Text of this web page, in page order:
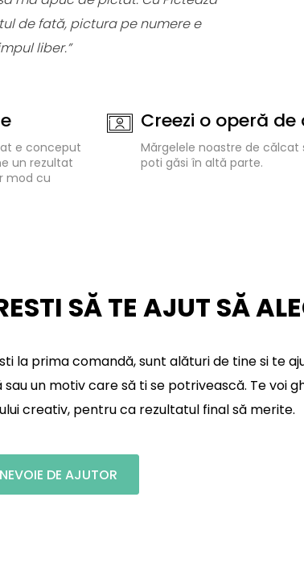
de fată, pictura pe numere e
liber.”
e conceput
un rezultat
mod cu
Creezi o operă
Mărgelele noastre de călcat
poti găsi în altă parte.
SĂ TE AJUT SĂ
la prima comandă, sunt alături de tine si te
sau un motiv care să ti se potrivească. Te voi
creativ, pentru ca rezultatul final să merite.
DE AJUTOR